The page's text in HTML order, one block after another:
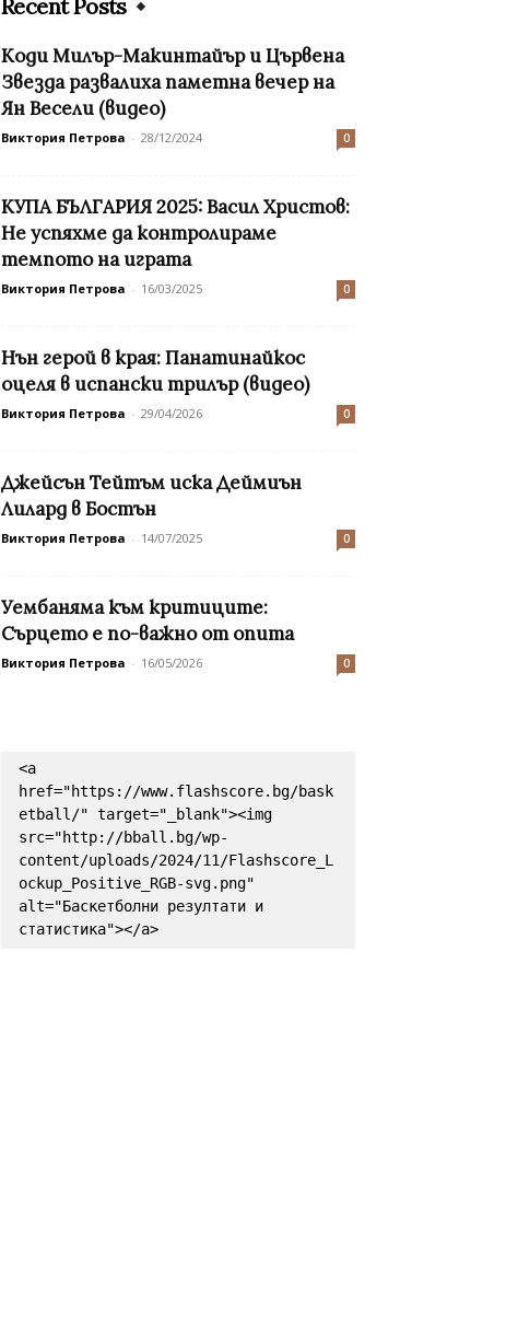
Recent Posts
Коди Милър-Макинтайър и Цървена
Звезда развалиха паметна вечер на
Ян Весели (видео)
Виктория Петрова - 28/12/2024 0
КУПА БЪЛГАРИЯ 2025: Васил Христов:
Не успяхме да контролираме
темпото на играта
Виктория Петрова - 16/03/2025 0
Нън герой в края: Панатинайкос
оцеля в испански трилър (видео)
Виктория Петрова - 29/04/2026 0
Джейсън Тейтъм иска Деймиън
Лилард в Бостън
Виктория Петрова - 14/07/2025 0
Уембаняма към критиците:
Сърцето е по-важно от опита
Виктория Петрова - 16/05/2026 0
<a
href="https://www.flashscore.bg/bask
etball/" target="_blank"><img
src="http://bball.bg/wp-
content/uploads/2024/11/Flashscore_L
ockup_Positive_RGB-svg.png"
alt="Баскетболни резултати и
статистика"></a>